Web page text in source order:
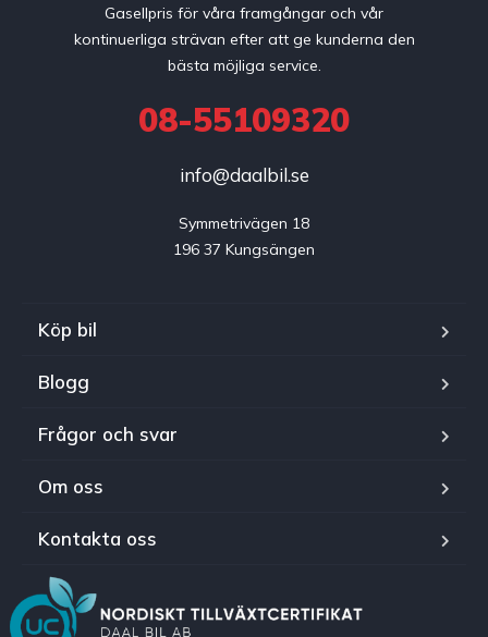
Gasellpris för våra framgångar och vår
kontinuerliga strävan efter att ge kunderna den
bästa möjliga service.
08-55109320
info@daalbil.se
Symmetrivägen 18
196 37 Kungsängen
Köp bil
Blogg
Frågor och svar
Om oss
Kontakta oss